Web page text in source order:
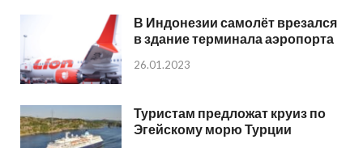
В Индонезии самолёт врезался
в здание терминала аэропорта
26.01.2023
Туристам предложат круиз по
Эгейскому морю Турции